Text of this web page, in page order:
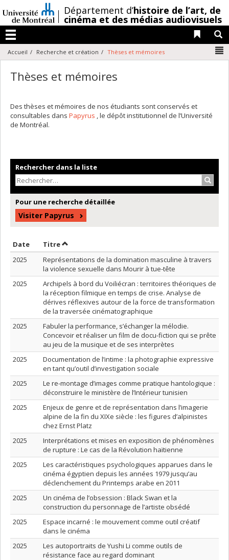
au
contenu
/Département d’histoire de l’art, de
cinéma et des médias audiovisuels
Menu
Liens
Accueil Recherche et création Thèses et mémoires
Thèses et mémoires
Des thèses et mémoires de nos étudiants sont conservés et
consultables dans Papyrus , le dépôt institutionnel de l’Université
de Montréal.
Rechercher dans la liste
Pour une recherche détaillée
Visiter Papyrus
Date Trier par date en ordre croissant
TitreTrier par titre en ordre croissant
2025
Représentations de la domination masculine à travers
la violence sexuelle dans Mourir à tue-tête
2025
Archipels à bord du Voiliécran : territoires théoriques de
la réception filmique en temps de crise. Analyse de
dérives réflexives autour de la force de transformation
de la traversée cinématographique
2025
Fabuler la performance, s’échanger la mélodie.
Concevoir et réaliser un film de docu-fiction qui se prête
au jeu de la musique et de ses interprètes
2025
Documentation de l’intime : la photographie expressive
en tant qu’outil d’investigation sociale
2025
Le re-montage d’images comme pratique hantologique :
déconstruire le ministère de l’Intérieur tunisien
2025
Enjeux de genre et de représentation dans l’imagerie
alpine de la fin du XIXe siècle : les figures d’alpinistes
chez Ernst Platz
2025
Interprétations et mises en exposition de phénomènes
de rupture : Le cas de la Révolution haïtienne
2025
Les caractéristiques psychologiques apparues dans le
cinéma égyptien depuis les années 1979 jusqu’au
déclenchement du Printemps arabe en 2011
2025
Un cinéma de l’obsession : Black Swan et la
construction du personnage de l’artiste obsédé
2025
Espace incarné : le mouvement comme outil créatif
dans le cinéma
2025
Les autoportraits de Yushi Li comme outils de
résistance face au regard dominant